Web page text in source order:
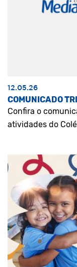
12.05.26
COMUNICADO
Confira o
atividades do